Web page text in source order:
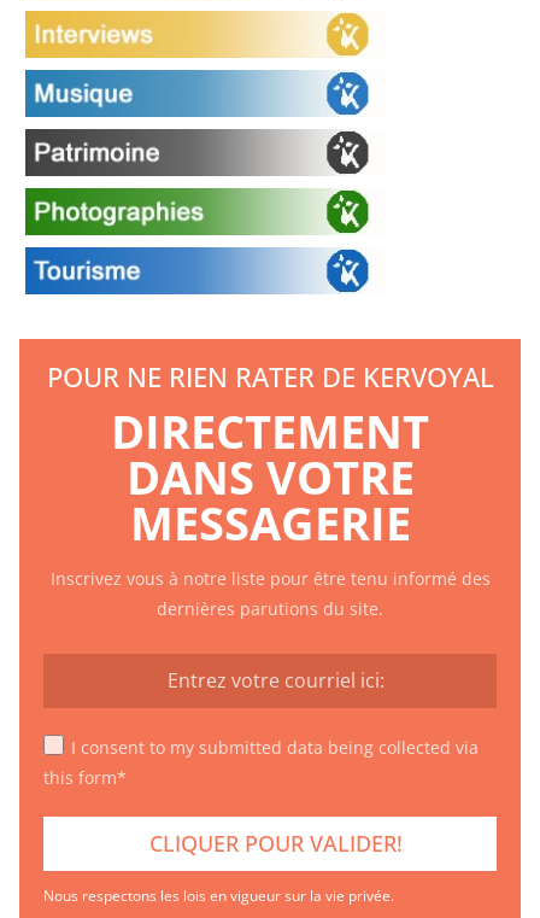
POUR NE RIEN RATER DE KERVOYAL
DIRECTEMENT
DANS VOTRE
MESSAGERIE
Inscrivez vous à notre liste pour être tenu informé des
dernières parutions du site.
I consent to my submitted data being collected via
this form*
Nous respectons les lois en vigueur sur la vie privée.